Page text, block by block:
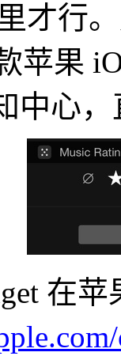
才行
苹果
中心
在